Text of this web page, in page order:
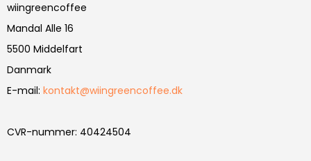
wiingreencoffee
Mandal Alle 16
5500 Middelfart
Danmark
E-mail: kontakt@wiingreencoffee.dk
CVR-nummer: 40424504